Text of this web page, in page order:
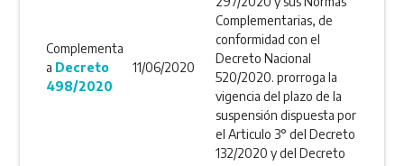
Complementa
a Decreto
498/2020
11/06/2020
Complementarias, de
conformidad con el
Decreto Nacional
520/2020. prorroga la
vigencia del plazo de la
suspensión dispuesta por
el Articulo 3° del Decreto
132/2020 y del Decreto